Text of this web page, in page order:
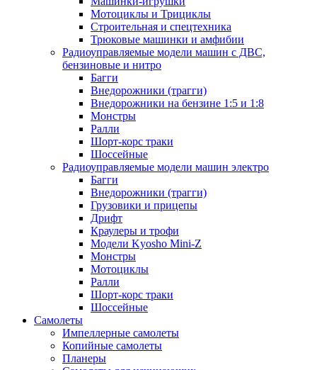
Мотоциклы и Трициклы
Строительная и спецтехника
Трюковые машинки и амфибии
Радиоуправляемые модели машин с ДВС,
бензиновые и нитро
Багги
Внедорожники (трагги)
Внедорожники на бензине 1:5 и 1:8
Монстры
Ралли
Шорт-корс траки
Шоссейные
Радиоуправляемые модели машин электро
Багги
Внедорожники (трагги)
Грузовики и прицепы
Дрифт
Краулеры и трофи
Модели Kyosho Mini-Z
Монстры
Мотоциклы
Ралли
Шорт-корс траки
Шоссейные
Самолеты
Импеллерные самолеты
Копийные самолеты
Планеры